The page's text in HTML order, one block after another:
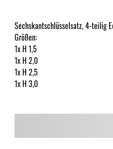
Sechskantschlüsselsatz, 4-teilig
Größen:
1x H 1,5
1x H 2,0
1x H 2,5
1x H 3,0